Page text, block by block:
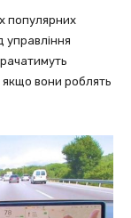
популярних
управління
якщо вони роблять